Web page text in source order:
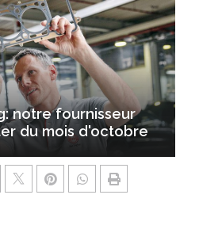
notre fournisseur
du mois d'octobre